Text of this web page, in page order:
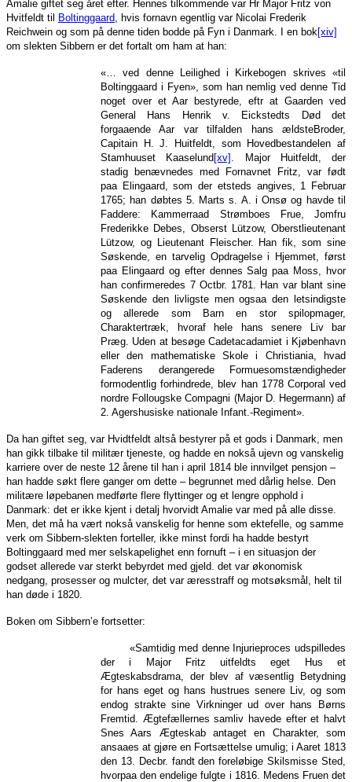
Amalie giftet seg året efter. Hennes tilkommende var Hr Major Fritz von
Hvitfeldt til
Boltinggaard , hvis fornavn egentlig var Nicolai Frederik
Reichwein og som på denne tiden bodde på Fyn i Danmark. I en bok [xiv]
om slekten Sibbern er det fortalt om ham at han:
«… ved denne Leilighed i Kirkebogen skrives «til
Boltinggaard i Fyen», som han nemlig ved denne Tid
noget over et Aar bestyrede, eftr at Gaarden ved
General Hans Henrik v. Eickstedts Død det
forgaaende Aar var tilfalden hans ældsteBroder,
Capitain H. J. Huitfeldt, som Hovedbestandelen af
Stamhuuset Kaaselund [xv]
. Major Huitfeldt, der
stadig benævnedes med Fornavnet Fritz, var født
paa Elingaard, som der etsteds angives, 1 Februar
1765; han døbtes 5. Marts s. A. i Onsø og havde til
Faddere: Kammerraad Strømboes Frue, Jomfru
Frederikke Debes, Obserst Lützow, Oberstlieutenant
Lützow, og Lieutenant Fleischer. Han fik, som sine
Søskende, en tarvelig Opdragelse i Hjemmet, først
paa Elingaard og efter dennes Salg paa Moss, hvor
han confirmeredes 7 Octbr. 1781. Han var blant sine
Søskende den livligste men ogsaa den letsindigste
og allerede som Barn en stor spilopmager,
Charaktertræk, hvoraf hele hans senere Liv bar
Præg. Uden at besøge Cadetacadamiet i Kjøbenhavn
eller den mathematiske Skole i Christiania, hvad
Faderens derangerede Formuesomstændigheder
formodentlig forhindrede, blev han 1778 Corporal ved
nordre Follougske Compagni (Major D. Hegermann) af
2. Agershusiske nationale Infant.-Regiment».
Da han giftet seg, var Hvidtfeldt altså bestyrer på et gods i Danmark, men
han gikk tilbake til militær tjeneste, og hadde en nokså ujevn og vanskelig
karriere over de neste 12 årene til han i april 1814 ble innvilget pensjon –
han hadde søkt flere ganger om dette – begrunnet med dårlig helse. Den
militære løpebanen medførte flere flyttinger og et lengre opphold i
Danmark: det er ikke kjent i detalj hvorvidt Amalie var med på alle disse.
Men, det må ha vært nokså vanskelig for henne som ektefelle, og samme
verk om Sibbern-slekten forteller, ikke minst fordi ha hadde bestyrt
Boltinggaard med mer selskapelighet enn fornuft – i en situasjon der
godset allerede var sterkt bebyrdet med gjeld. det var økonomisk
nedgang, prosesser og mulcter, det var æresstraff og motsøksmål, helt til
han døde i 1820.
Boken om Sibbern’e fortsetter:
«Samtidig med denne Injurieproces udspilledes
der i Major Fritz uitfeldts eget Hus et
Ægteskabsdrama, der blev af væsentlig Betydning
for hans eget og hans hustrues senere Liv, og som
endog strakte sine Virkninger ud over hans Børns
Fremtid. Ægtefællernes samliv havede efter et halvt
Snes Aars Ægteskab antaget en Charakter, som
ansaaes at gjøre en Fortsættelse umulig; i Aaret 1813
den 13. Decbr. fandt den foreløbige Skilsmisse Sted,
hvorpaa den endelige fulgte i 1816. Medens Fruen det